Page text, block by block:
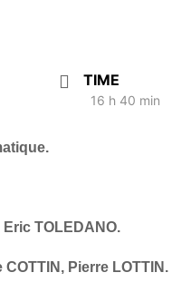
TIME
16 h 40 min
Eric TOLEDANO.
COTTIN, Pierre LOTTIN.